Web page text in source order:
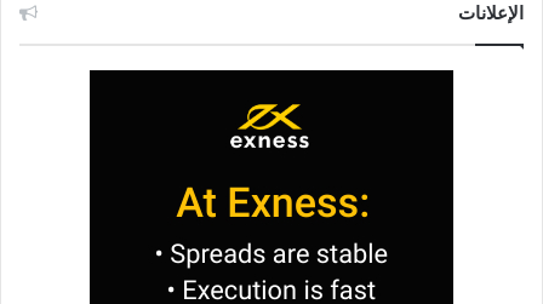
الإعلانات